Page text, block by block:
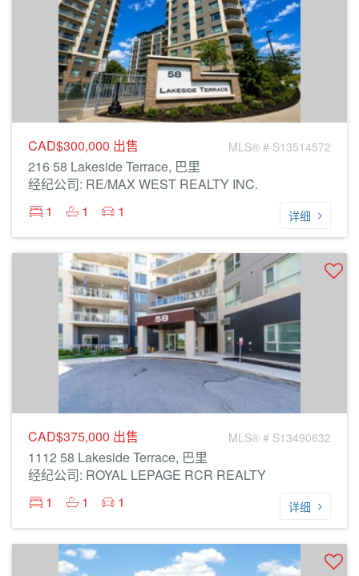
CAD$300,000 出售 MLS® # S13514572
216 58 Lakeside Terrace, 巴里
经纪公司: RE/MAX WEST REALTY INC.
1
1 1 详细
CAD$375,000 出售 MLS® # S13490632
1112 58 Lakeside Terrace, 巴里
经纪公司: ROYAL LEPAGE RCR REALTY
1
1 1 详细